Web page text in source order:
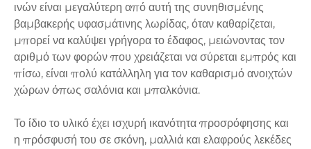
ινών είναι μεγαλύτερη από αυτή της συνηθισμένης
βαμβακερής υφασμάτινης λωρίδας, όταν καθαρίζεται,
μπορεί να καλύψει γρήγορα το έδαφος, μειώνοντας τον
αριθμό των φορών που χρειάζεται να σύρεται εμπρός και
πίσω, είναι πολύ κατάλληλη για τον καθαρισμό ανοιχτών
χώρων όπως σαλόνια και μπαλκόνια.
Το ίδιο το υλικό έχει ισχυρή ικανότητα προσρόφησης και
η πρόσφυσή του σε σκόνη, μαλλιά και ελαφρούς λεκέδες